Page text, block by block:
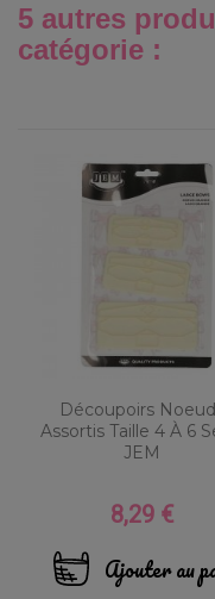
5 autres
catégorie :
Découpoirs
Assortis Taille 4 À 6
JEM
Prix
8,29 €
Ajouter au